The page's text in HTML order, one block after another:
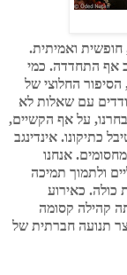
חופשית ואמיתית.
אף התחדדה. כמי
הסיפור החלוצי של
עם שאלות לא
על אף הקשיים,
כתיקונו. אינדינגב
אנחנו
ולתמוך תמיכה
כולה. כאירוע
קהילה קסומה
תנועה חברתית של